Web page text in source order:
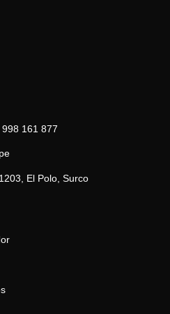
161 877
El Polo, Surco